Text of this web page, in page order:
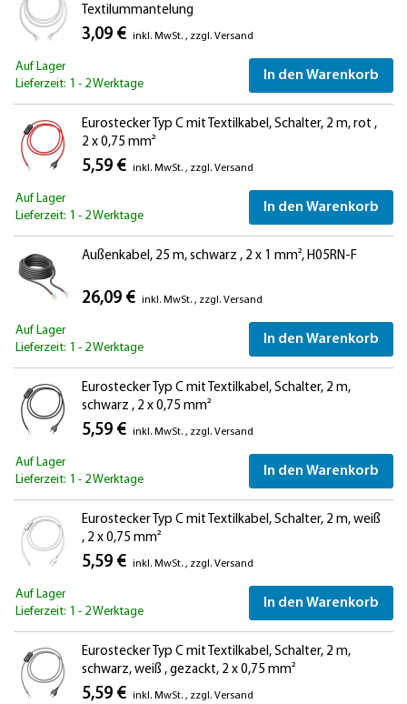
Textilummantelung
3,09 € inkl. MwSt. , zzgl. Versand
Auf Lager
Lieferzeit: 1 - 2 Werktage
In den Warenkorb
Eurostecker Typ C mit Textilkabel, Schalter, 2 m, rot ,
2 x 0,75 mm²
5,59 € inkl. MwSt. , zzgl. Versand
Auf Lager
Lieferzeit: 1 - 2 Werktage
In den Warenkorb
Außenkabel, 25 m, schwarz , 2 x 1 mm², H05RN-F
26,09 € inkl. MwSt. , zzgl. Versand
Auf Lager
Lieferzeit: 1 - 2 Werktage
In den Warenkorb
Eurostecker Typ C mit Textilkabel, Schalter, 2 m,
schwarz , 2 x 0,75 mm²
5,59 € inkl. MwSt. , zzgl. Versand
Auf Lager
Lieferzeit: 1 - 2 Werktage
In den Warenkorb
Eurostecker Typ C mit Textilkabel, Schalter, 2 m, weiß
, 2 x 0,75 mm²
5,59 € inkl. MwSt. , zzgl. Versand
Auf Lager
Lieferzeit: 1 - 2 Werktage
In den Warenkorb
Eurostecker Typ C mit Textilkabel, Schalter, 2 m,
schwarz, weiß , gezackt, 2 x 0,75 mm²
5,59 € inkl. MwSt. , zzgl. Versand